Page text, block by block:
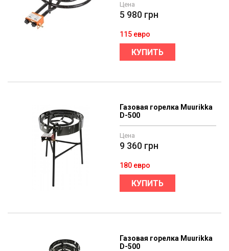
Цена
5 980 грн
115 евро
КУПИТЬ
Газовая горелка Muurikka
D-500
Цена
9 360 грн
180 евро
КУПИТЬ
Газовая горелка Muurikka
D-500